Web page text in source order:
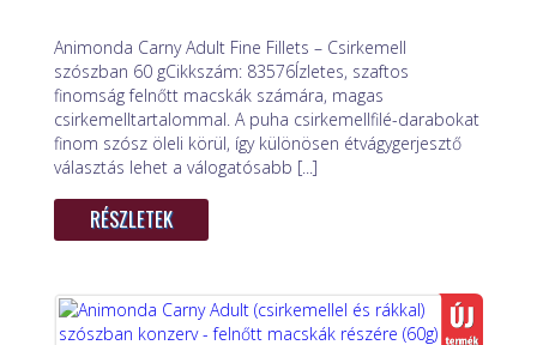
Animonda Carny Adult Fine Fillets – Csirkemell
szószban 60 gCikkszám: 83576Ízletes, szaftos
finomság felnőtt macskák számára, magas
csirkemelltartalommal. A puha csirkemellfilé-darabokat
finom szósz öleli körül, így különösen étvágygerjesztő
választás lehet a válogatósabb [...]
RÉSZLETEK